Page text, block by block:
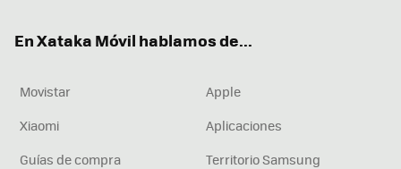
En Xataka Móvil hablamos de...
Movistar
Apple
Xiaomi
Aplicaciones
Guías de compra
Territorio Samsung